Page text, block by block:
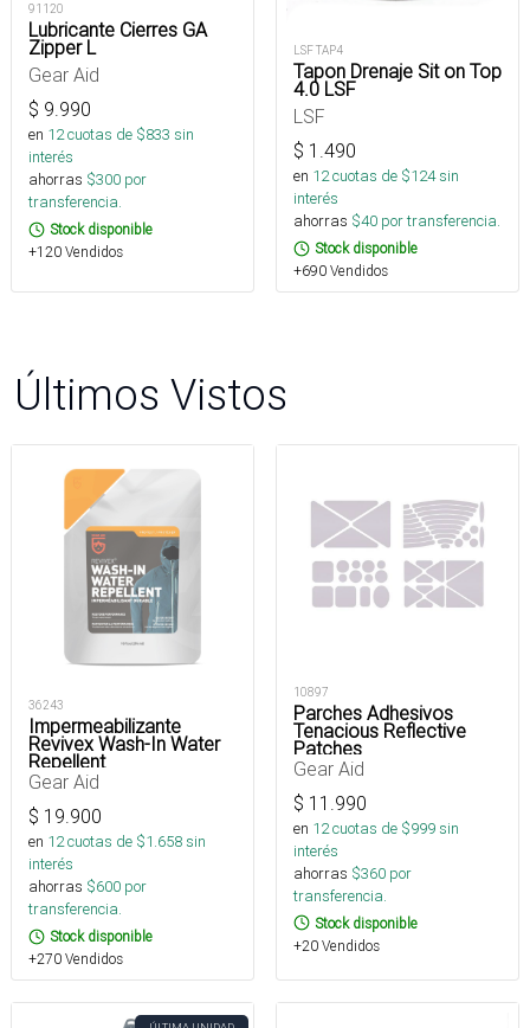
91120
Lubricante Cierres GA
Zipper L
Gear Aid
$ 9.990
en 12cuotas de $833 sin
interés
ahorras $300 por
transferencia.
Stock disponible
+120 Vendidos
LSF TAP4
Tapon Drenaje Sit on Top
4.0 LSF
LSF
$ 1.490
en 12cuotas de $124sin
interés
ahorras $40 por transferencia.
Stock disponible
+690 Vendidos
Últimos Vistos
36243
Impermeabilizante
Revivex Wash-In Water
Repellent
Gear Aid
$ 19.900
en 12cuotas de $1.658sin
interés
ahorras $600 por
transferencia.
Stock disponible
+270 Vendidos
10897
Parches Adhesivos
Tenacious Reflective
Patches
Gear Aid
$ 11.990
en 12cuotas de $999sin
interés
ahorras $360 por
transferencia.
Stock disponible
+20 Vendidos